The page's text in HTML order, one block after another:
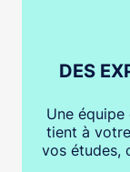
DES
Une
tient à
vos études,